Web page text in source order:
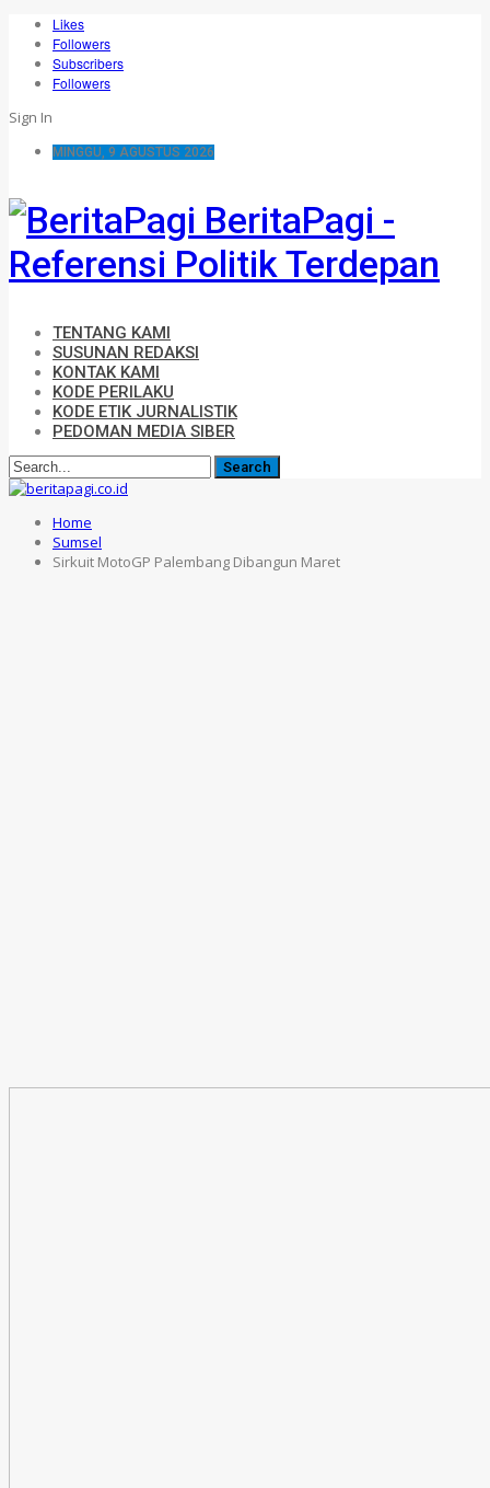
Likes
Followers
Subscribers
Followers
Sign In
MINGGU, 9 AGUSTUS 2026
BeritaPagi -
Referensi Politik Terdepan
TENTANG KAMI
SUSUNAN REDAKSI
KONTAK KAMI
KODE PERILAKU
KODE ETIK JURNALISTIK
PEDOMAN MEDIA SIBER
Home
Sumsel
Sirkuit MotoGP Palembang Dibangun Maret